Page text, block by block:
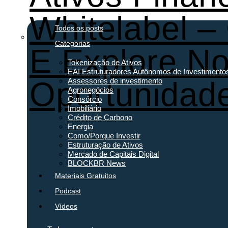
Whitelabel –
E Explore
Todos os posts
Categorias
Tokenização de Ativos
EAI Estruturadores Autônomos de
Assessores de investimento
Agronegócios
Consórcio
Imobiliário
Crédito de Carbono
Energia
Como/Porque Investir
Estruturação de Ativos
Mercado de Capitais Digital
BLOCKBR News
Materiais Gratuitos
Podcast
Vídeos